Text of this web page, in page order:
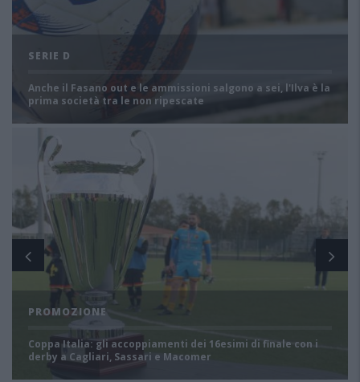
SERIE D
Anche il Fasano out e le ammissioni salgono a sei, l'Ilva è la
prima società tra le non ripescate
PROMOZIONE
Coppa Italia: gli accoppiamenti dei 16esimi di finale con i
derby a Cagliari, Sassari e Macomer